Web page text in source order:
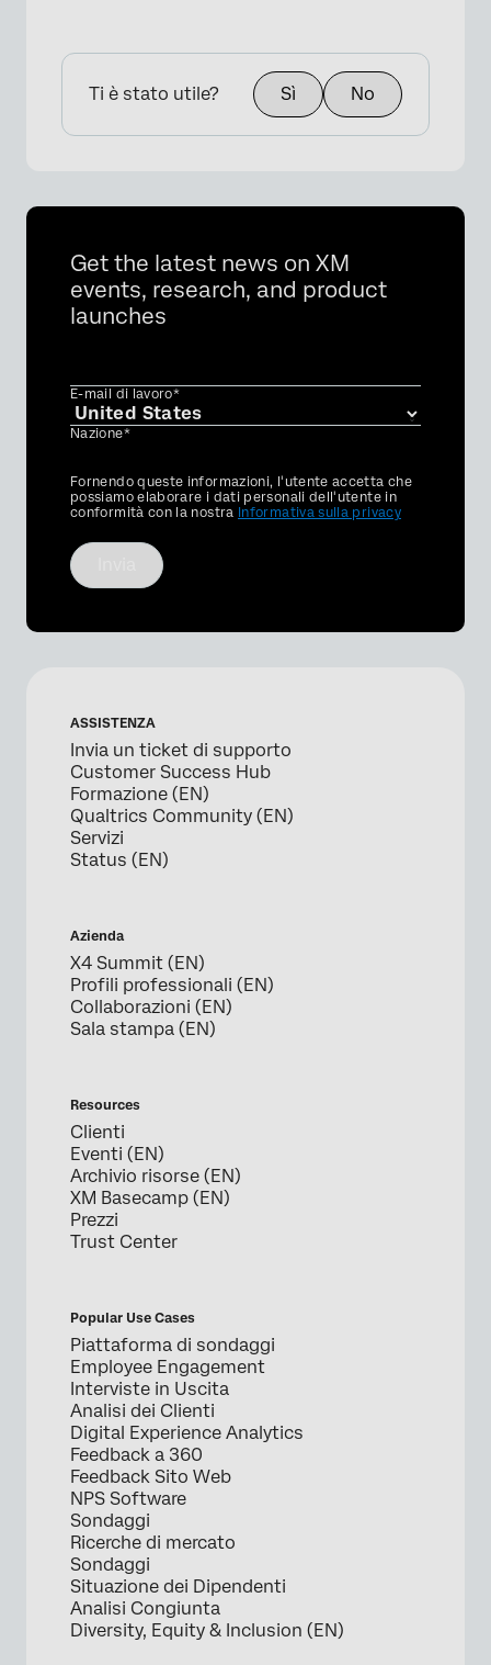
Ti è stato utile? Sì No
Get the latest news on XM
events, research, and product
launches
E-mail di lavoro*
Nazione*
Privacy
Optin
Fornendo queste informazioni, l'utente accetta che
possiamo elaborare i dati personali dell'utente in
conformità con la nostra Informativa sulla privacy
ASSISTENZA
Invia un ticket di supporto
Customer Success Hub
Formazione (EN)
Qualtrics Community (EN)
Servizi
Status (EN)
Azienda
X4 Summit (EN)
Profili professionali (EN)
Collaborazioni (EN)
Sala stampa (EN)
Resources
Clienti
Eventi (EN)
Archivio risorse (EN)
XM Basecamp (EN)
Prezzi
Trust Center
Popular Use Cases
Piattaforma di sondaggi
Employee Engagement
Interviste in Uscita
Analisi dei Clienti
Digital Experience Analytics
Feedback a 360
Feedback Sito Web
NPS Software
Sondaggi
Ricerche di mercato
Sondaggi
Situazione dei Dipendenti
Analisi Congiunta
Diversity, Equity & Inclusion (EN)